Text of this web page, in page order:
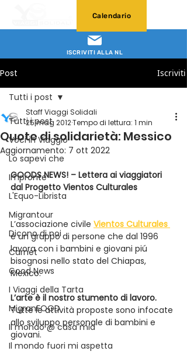
ISCRIVITI ALLA NL
Calendario
Post Iscriviti
Tutti i post
Voci in Viaggio
Lo sapevi che
Impronte
L'Equo-Librista
Migrantour
Dicono di noi
Carnet
Good News
I Viaggi della Tarta
MigranFOOD
Il mondo @ casa mia
Il mondo fuori mi aspetta
Tutti i post
Quote di solidarietà: Messico
Staff Viaggi Solidali
25 mag 2012Tempo di lettura: 1 min
Aggiornamento: 7 ott 2022
GOODS NEWS! – Lettera ai viaggiatori
dal Progetto Vientos Culturales
L’associazione civile Vientos Culturales
é un gruppo di persone che dal 1996
lavora con i bambini e giovani piú
bisognosi nello stato del Chiapas,
Mexico.
L’arte è il nostro stumento di lavoro.
Tutte le attività proposte sono infocate
allo sviluppo personale di bambini e
giovani.